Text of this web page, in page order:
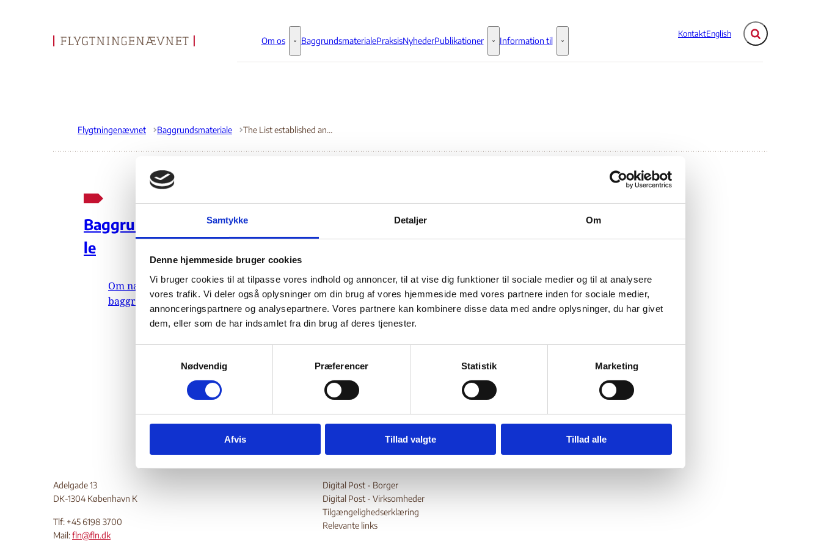
Samtykke Detaljer Om
Denne hjemmeside bruger cookies
Vi bruger cookies til at tilpasse vores indhold og annoncer, til at vise dig funktioner til sociale medier og til at analysere
vores trafik. Vi deler også oplysninger om din brug af vores hjemmeside med vores partnere inden for sociale medier,
annonceringspartnere og analysepartnere. Vores partnere kan kombinere disse data med andre oplysninger, du har givet
dem, eller som de har indsamlet fra din brug af deres tjenester.
v
l
Nødvendig Præferencer Statistik Marketing
Afvis Tillad valgte Tillad alle
Gå til forsiden
KontaktEnglish Fold søgefelt ud
Om os Om os - Flere links
BaggrundsmaterialePraksisNyhederPublikationer Publikationer - Flere links
Information til Information til - Flere links
Flygtningenævnet Baggrundsmateriale The List established and maintained by the 1267/1989 Committee
Baggrundsmateria
le
Om nævnets
baggrundsmateriale
The List established and
maintained by the
1267/1989 Committee
14.10.2015 Bilag 157FN’s Sikkerhedsråds 1267 Komité
Indeholder en liste over personer og grupper med tilknytning til ISIL (Da’esh) og
Al Qaida udarbejdet af en komité under Sikkerhedsrådet etableret i henhold til
FN resolution 1267 fra 1999
Adelgade 13
DK-1304 København K
Tlf: +45 6198 3700
Mail:fln@fln.dk
Digital Post - Borger
Digital Post - Virksomheder
Tilgængelighedserklæring
Relevante links